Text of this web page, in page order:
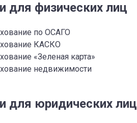
для физических лиц
по ОСАГО
КАСКО
«Зеленая карта»
недвижимости
для юридических лиц